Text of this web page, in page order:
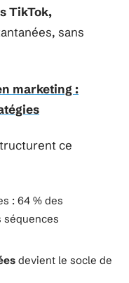
TikTok,
sans
marketing :
ce
: 64 % des
séquences
devient le socle de